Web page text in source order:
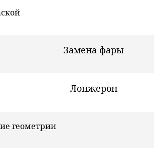
Замена фары
Лонжерон
геометрии